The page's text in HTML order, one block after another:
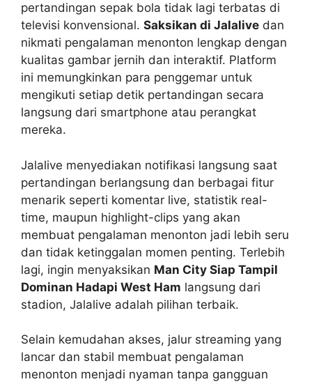
pertandingan sepak bola tidak lagi terbatas di
televisi konvensional. Saksikan di Jalalive dan
nikmati pengalaman menonton lengkap dengan
kualitas gambar jernih dan interaktif. Platform
ini memungkinkan para penggemar untuk
mengikuti setiap detik pertandingan secara
langsung dari smartphone atau perangkat
mereka.
Jalalive menyediakan notifikasi langsung saat
pertandingan berlangsung dan berbagai fitur
menarik seperti komentar live, statistik real-
time, maupun highlight-clips yang akan
membuat pengalaman menonton jadi lebih seru
dan tidak ketinggalan momen penting. Terlebih
lagi, ingin menyaksikan Man City Siap Tampil
Dominan Hadapi West Ham langsung dari
stadion, Jalalive adalah pilihan terbaik.
Selain kemudahan akses, jalur streaming yang
lancar dan stabil membuat pengalaman
menonton menjadi nyaman tanpa gangguan